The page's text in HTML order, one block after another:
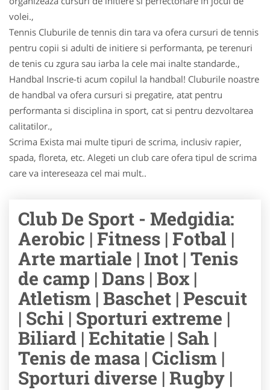
volei.,
Tennis Cluburile de tennis din tara va ofera cursuri de tennis
pentru copii si adulti de initiere si performanta, pe terenuri
de tenis cu zgura sau iarba la cele mai inalte standarde.,
Handbal Inscrie-ti acum copilul la handbal! Cluburile noastre
de handbal va ofera cursuri si pregatire, atat pentru
performanta si disciplina in sport, cat si pentru dezvoltarea
calitatilor.,
Scrima Exista mai multe tipuri de scrima, inclusiv rapier,
spada, floreta, etc. Alegeti un club care ofera tipul de scrima
care va intereseaza cel mai mult..
Club De Sport - Medgidia:
Aerobic | Fitness | Fotbal |
Arte martiale | Inot | Tenis
de camp | Dans | Box |
Atletism | Baschet | Pescuit
| Schi | Sporturi extreme |
Biliard | Echitatie | Sah |
Tenis de masa | Ciclism |
Sporturi diverse | Rugby |